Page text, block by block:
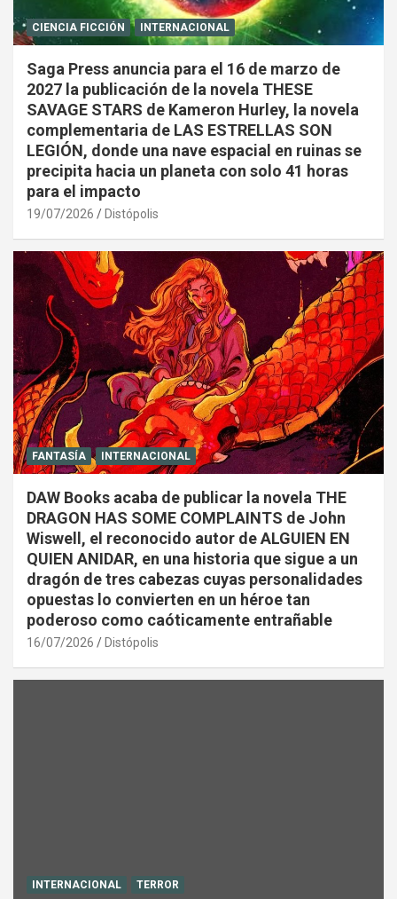
CIENCIA FICCIÓN INTERNACIONAL
Saga Press anuncia para el 16 de marzo de
2027 la publicación de la novela THESE
SAVAGE STARS de Kameron Hurley, la novela
complementaria de LAS ESTRELLAS SON
LEGIÓN, donde una nave espacial en ruinas se
precipita hacia un planeta con solo 41 horas
para el impacto
19/07/2026 Distópolis
FANTASÍA INTERNACIONAL
DAW Books acaba de publicar la novela THE
DRAGON HAS SOME COMPLAINTS de John
Wiswell, el reconocido autor de ALGUIEN EN
QUIEN ANIDAR, en una historia que sigue a un
dragón de tres cabezas cuyas personalidades
opuestas lo convierten en un héroe tan
poderoso como caóticamente entrañable
16/07/2026 Distópolis
INTERNACIONAL TERROR